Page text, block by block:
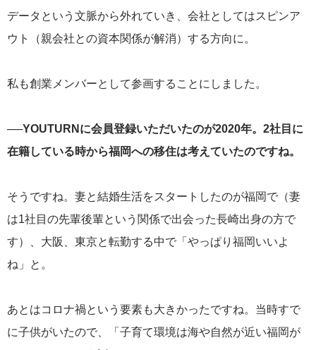
データという文脈から外れていき、会社としてはスピンア
ウト（親会社との資本関係が解消）する方向に。
私も創業メンバーとして参画することにしました。
──YOUTURNに会員登録いただいたのが2020年。2社目に
在籍している時から福岡への移住は考えていたのですね。
そうですね。妻と結婚生活をスタートしたのが福岡で（妻
は1社目の先輩後輩という関係で出会った長崎出身の方で
す）、大阪、東京と転勤する中で「やっぱり福岡いいよ
ね」と。
あとはコロナ禍という要素も大きかったですね。当時すで
に子供がいたので、「子育て環境は海や自然が近い福岡が